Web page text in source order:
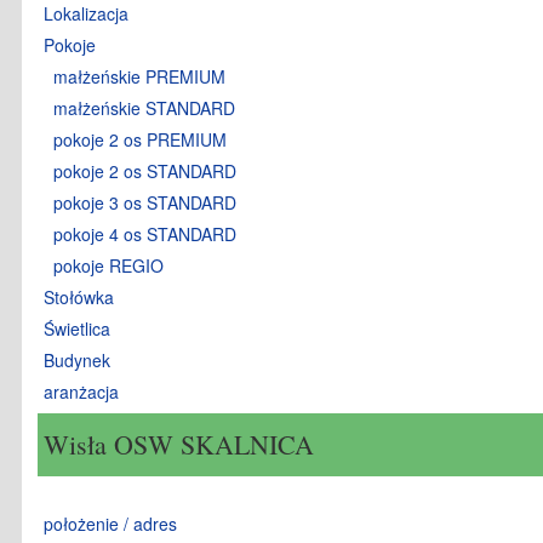
Lokalizacja
Pokoje
małżeńskie PREMIUM
małżeńskie STANDARD
pokoje 2 os PREMIUM
pokoje 2 os STANDARD
pokoje 3 os STANDARD
pokoje 4 os STANDARD
pokoje REGIO
Stołówka
Świetlica
Budynek
aranżacja
Wisła OSW SKALNICA
położenie / adres